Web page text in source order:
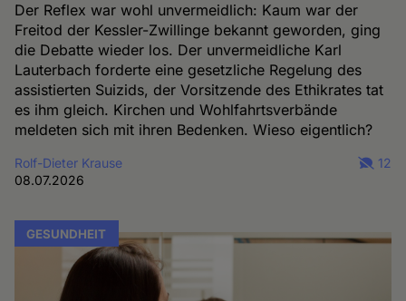
Der Reflex war wohl unvermeidlich: Kaum war der
Freitod der Kessler-Zwillinge bekannt geworden, ging
die Debatte wieder los. Der unvermeidliche Karl
Lauterbach forderte eine gesetzliche Regelung des
assistierten Suizids, der Vorsitzende des Ethikrates tat
es ihm gleich. Kirchen und Wohlfahrtsverbände
meldeten sich mit ihren Bedenken. Wieso eigentlich?
Rolf-Dieter Krause
08.07.2026
12
GESUNDHEIT